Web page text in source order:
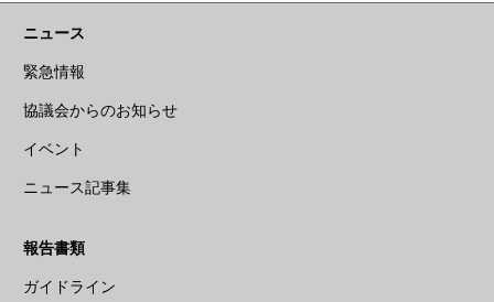
ニュース
緊急情報
協議会からのお知らせ
イベント
ニュース記事集
報告書類
ガイドライン